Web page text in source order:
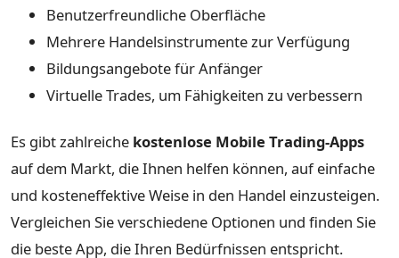
Benutzerfreundliche Oberfläche
Mehrere Handelsinstrumente zur Verfügung
Bildungsangebote für Anfänger
Virtuelle Trades, um Fähigkeiten zu verbessern
Es gibt zahlreiche kostenlose Mobile Trading-Apps
auf dem Markt, die Ihnen helfen können, auf einfache
und kosteneffektive Weise in den Handel einzusteigen.
Vergleichen Sie verschiedene Optionen und finden Sie
die beste App, die Ihren Bedürfnissen entspricht.